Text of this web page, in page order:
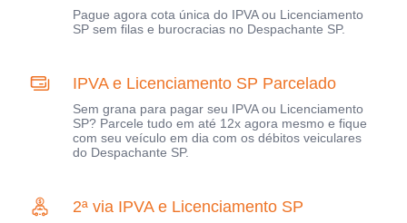
Pague agora cota única do IPVA ou Licenciamento
SP sem filas e burocracias no Despachante SP.
IPVA e Licenciamento SP Parcelado
Sem grana para pagar seu IPVA ou Licenciamento
SP? Parcele tudo em até 12x agora mesmo e fique
com seu veículo em dia com os débitos veiculares
do Despachante SP.
2ª via IPVA e Licenciamento SP